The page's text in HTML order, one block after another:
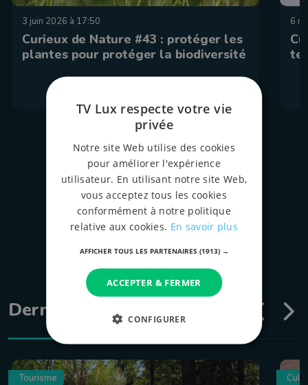
3 juin 2026 à 17:50
Curieux de Nature #43 : protéger les
plantes pour protéger la biodiversité
6
tous les épispodes
Dernières émissions
Tourisme
TV Lux respecte votre vie
privée
Notre site Web utilise des cookies
pour améliorer l'expérience
utilisateur. En utilisant notre site Web,
vous acceptez tous les cookies
conformément à notre politique
relative aux cookies. En savoir plus
AFFICHER TOUS LES PARTENAIRES (1913) →
ACCEPTER & FERMER
CONFIGURER